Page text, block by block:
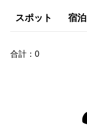
スポット 宿泊
合計： 0